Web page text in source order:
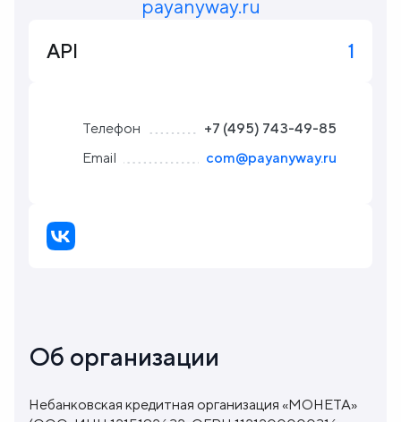
payanyway.ru
API
1
Телефон
+7 (495) 743-49-85
Email
com@payanyway.ru
Об организации
Небанковская кредитная организация «МОНЕТА»